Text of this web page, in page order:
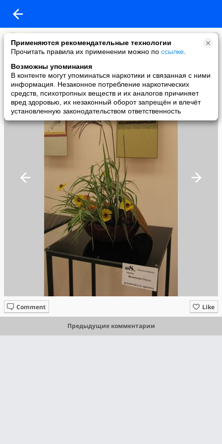
Применяются рекомендательные технологии
Прочитать правила их применении можно по ссылке
Возможны упоминания
В контенте могут упоминаться наркотики и связанная с ними
информация. Незаконное потребление наркотических
средств, психотропных веществ и их аналогов причиняет
вред здоровью, их незаконный оборот запрещён и влечёт
установленную законодательством ответственность
Dosokai
added a photo
18 Sep в 03:07
Like
Comment
Предыдущие комментарии